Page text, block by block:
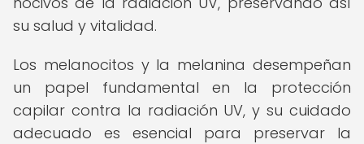
su salud y vitalidad.
Los melanocitos y la melanina desempeñan
un papel fundamental en la protección
capilar contra la radiación UV, y su cuidado
adecuado es esencial para preservar la